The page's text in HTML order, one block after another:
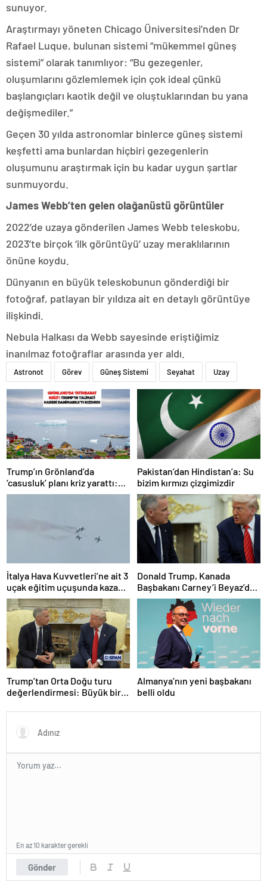
sunuyor.
Araştırmayı yöneten Chicago Üniversitesi’nden Dr
Rafael Luque, bulunan sistemi “mükemmel güneş
sistemi” olarak tanımlıyor: “Bu gezegenler,
oluşumlarını gözlemlemek için çok ideal çünkü
başlangıçları kaotik değil ve oluştuklarından bu yana
değişmediler.”
Geçen 30 yılda astronomlar binlerce güneş sistemi
keşfetti ama bunlardan hiçbiri gezegenlerin
oluşumunu araştırmak için bu kadar uygun şartlar
sunmuyordu.
James Webb’ten gelen olağanüstü görüntüler
2022’de uzaya gönderilen James Webb teleskobu,
2023’te birçok ‘ilk görüntüyü’ uzay meraklılarının
önüne koydu.
Dünyanın en büyük teleskobunun gönderdiği bir
fotoğraf, patlayan bir yıldıza ait en detaylı görüntüye
ilişkindi.
Nebula Halkası da Webb sayesinde eriştiğimiz
inanılmaz fotoğraflar arasında yer aldı.
Astronot Görev Güneş Sistemi Seyahat Uzay
Trump’ın Grönland’da
‘casusluk’ planı kriz yarattı:
Danimarka ABD elçisini
Pakistan’dan Hindistan’a: Su
bizim kırmızı çizgimizdir
İtalya Hava Kuvvetleri’ne ait 3
uçak eğitim uçuşunda kaza
yaptı
Donald Trump, Kanada
Başbakanı Carney’i Beyaz’da
ağırladı
Trump’tan Orta Doğu turu
değerlendirmesi: Büyük bir
Almanya’nın yeni başbakanı
belli oldu
Gönder
En az 10 karakter gerekli